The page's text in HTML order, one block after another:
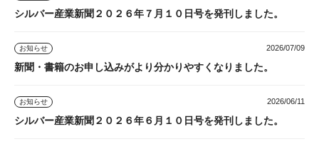
シルバー産業新聞２０２６年７月１０日号を発刊しました。
お知らせ 2026/07/09
新聞・書籍のお申し込みがより分かりやすくなりました。
お知らせ 2026/06/11
シルバー産業新聞２０２６年６月１０日号を発刊しました。